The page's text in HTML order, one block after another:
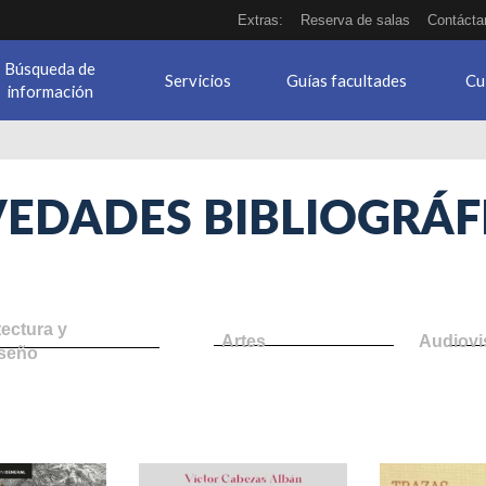
Extras: Reserva de salas
Búsqueda de
información
Servicios Guías facultades
y
Artes